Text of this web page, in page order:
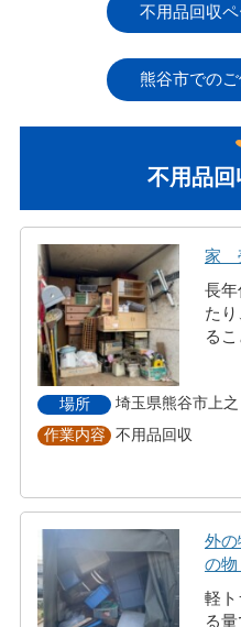
不用品回収
熊谷市での
不用品
家
長
た
る
場所
埼玉県熊谷市上之
作業内容
不用品回収
外
の
軽
る